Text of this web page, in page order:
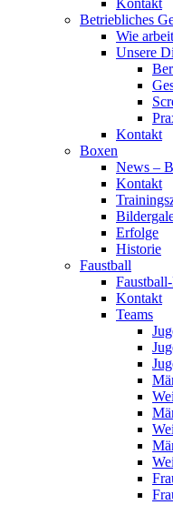
Betriebliches
Wie
Unsere
Kontakt
Boxen
News –
Kontakt
Erfolge
Historie
Faustball
Kontakt
Teams